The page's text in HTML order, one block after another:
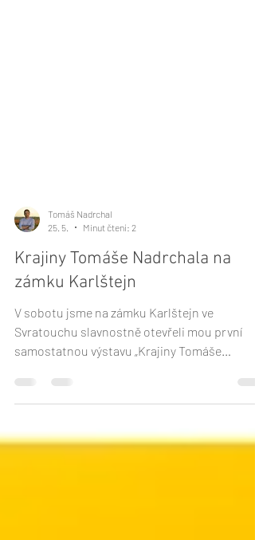
Minut čtení: 2
Krajiny Tomáše Nadrchala na
zámku Karlštejn
V sobotu jsme na zámku Karlštejn ve
Svratouchu slavnostně otevřeli mou první
Nadrchala“. Prostor, ke kterému mám osobní
minimalismem a pomíjivou atmosférou